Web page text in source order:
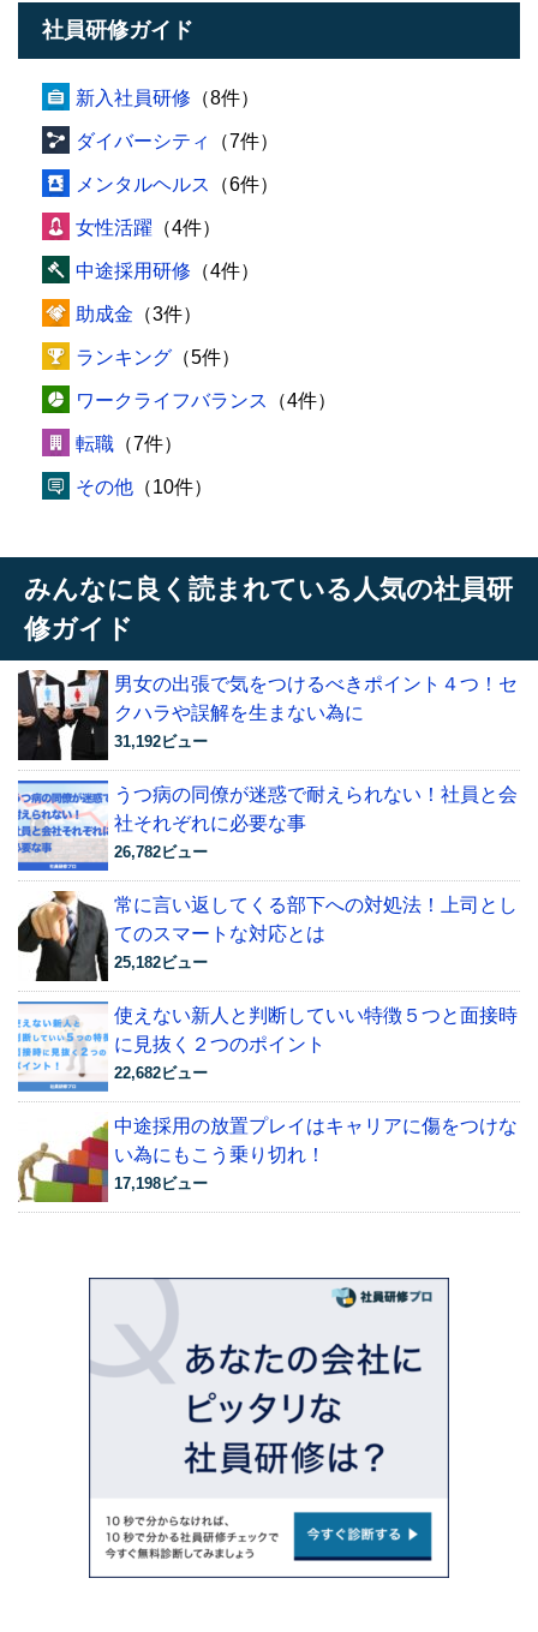
社員研修ガイド
新入社員研修 （8件）
ダイバーシティ （7件）
メンタルヘルス （6件）
女性活躍 （4件）
中途採用研修 （4件）
助成金 （3件）
ランキング （5件）
ワークライフバランス （4件）
転職 （7件）
その他 （10件）
みんなに良く読まれている人気の社員研
修ガイド
男女の出張で気をつけるべきポイント４つ！セ
クハラや誤解を生まない為に
31,192ビュー
うつ病の同僚が迷惑で耐えられない！社員と会
社それぞれに必要な事
26,782ビュー
常に言い返してくる部下への対処法！上司とし
てのスマートな対応とは
25,182ビュー
使えない新人と判断していい特徴５つと面接時
に見抜く２つのポイント
22,682ビュー
中途採用の放置プレイはキャリアに傷をつけな
い為にもこう乗り切れ！
17,198ビュー